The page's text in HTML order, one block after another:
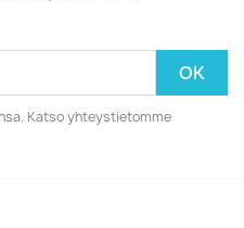
Katso yhteystietomme